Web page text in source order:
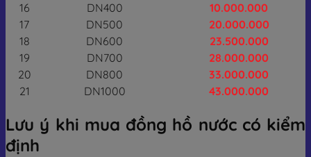
16
DN400
10.000.000
17
DN500
20.000.000
18
DN600
23.500.000
19
DN700
28.000.000
20
DN800
33.000.000
21
DN1000 43.000.000
Lưu ý khi mua đồng hồ nước có kiểm
định